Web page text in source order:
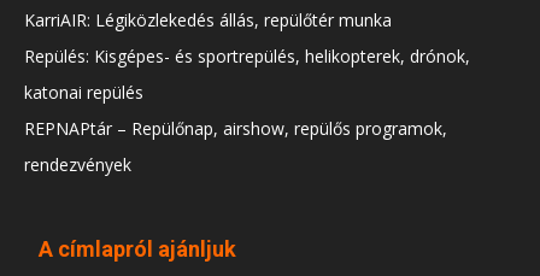
KarriAIR: Légiközlekedés állás, repülőtér munka
Repülés: Kisgépes- és sportrepülés, helikopterek, drónok,
katonai repülés
REPNAPtár – Repülőnap, airshow, repülős programok,
rendezvények
A címlapról ajánljuk